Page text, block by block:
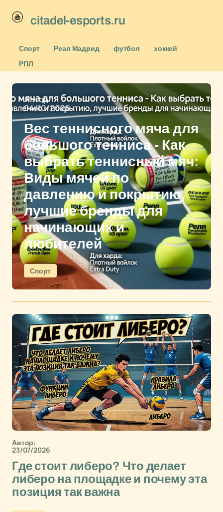
citadel-esports.ru
Спорт Реал Мадрид футбол
хоккей
РПЛ
Автор:
04/10/2026
Вес теннисного мяча для
большого тенниса - Как
выбрать теннисный мяч:
Виды мячей по
давлению и покрытию,
лучшие бренды для
начинающих и
любителей
Спорт
Автор:
23/07/2026
Где стоит либеро? Что делает
либеро на площадке и почему эта
позиция так важна